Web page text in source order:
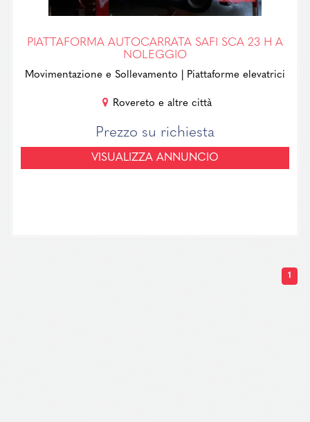
PIATTAFORMA AUTOCARRATA SAFI SCA 23 H A
NOLEGGIO
Movimentazione e Sollevamento | Piattaforme elevatrici
Rovereto e altre città
Prezzo su richiesta
VISUALIZZA ANNUNCIO
1